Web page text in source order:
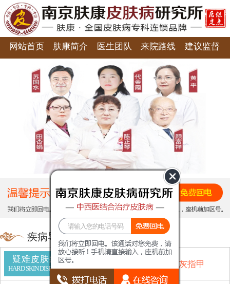
网站首页 肤康简介 医生团队 来院路线 建议监督
疾病导航
疑难皮肤病
HARD SKIN DISEASE 灰指甲